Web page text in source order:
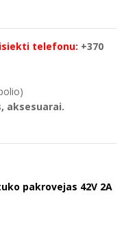
telefonu: +370
aksesuarai.
pakrovejas 42V 2A